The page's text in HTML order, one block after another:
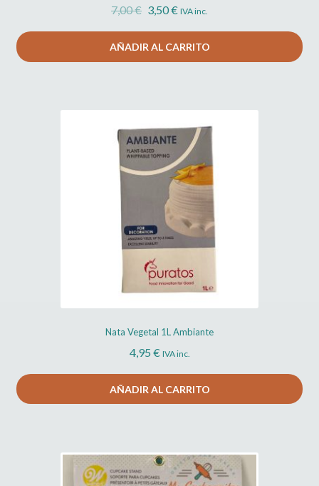
7,00€ El
precio
original
3,50€El
precio
actual
IVA inc.
AÑADIR AL CARRITO
Nata Vegetal 1L Ambiante
4,95€ IVA inc.
AÑADIR AL CARRITO